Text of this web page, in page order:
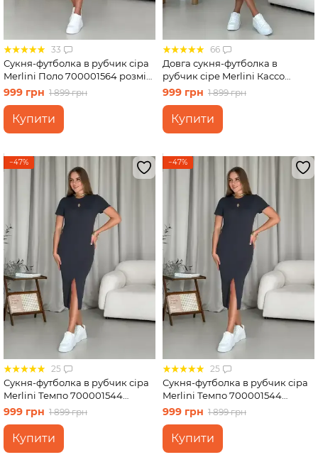
33
Сукня-футболка в рубчик сіра
Merlini Поло 700001564 розмір
L-XL
999 грн 1 899 грн
Купити
66
Довга сукня-футболка в
рубчик сіре Merlini Кассо
700000130 розмір 46-48 (L-XL)
999 грн 1 899 грн
Купити
−47%
25
Сукня-футболка в рубчик сіра
Merlini Темпо 700001544
розмір L-XL
999 грн 1 899 грн
Купити
−47%
25
Сукня-футболка в рубчик сіра
Merlini Темпо 700001544
розмір S-M
999 грн 1 899 грн
Купити